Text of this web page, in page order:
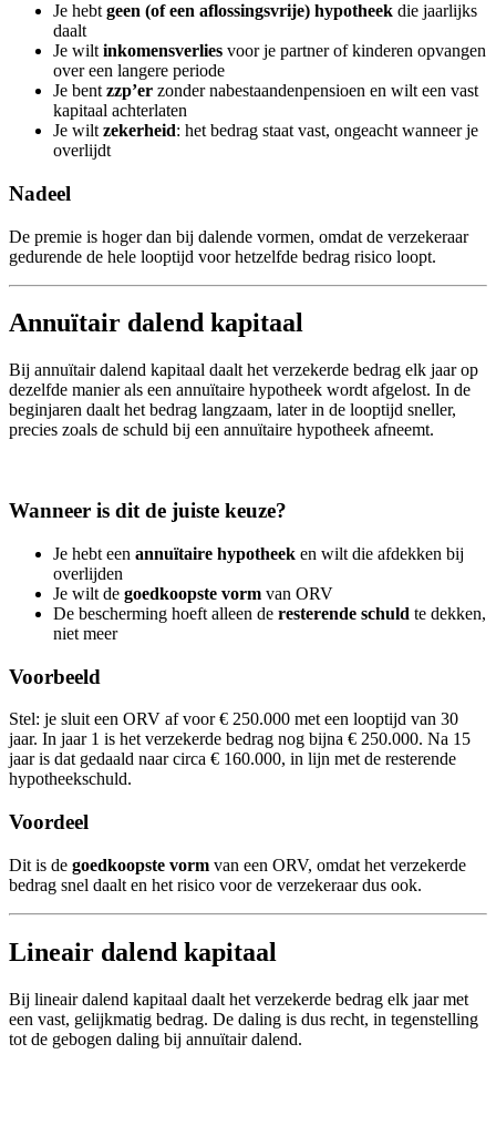
Je hebt geen (of een aflossingsvrije) hypotheek die jaarlijks
daalt
Je wilt inkomensverlies voor je partner of kinderen opvangen
over een langere periode
Je bent zzp’er zonder nabestaandenpensioen en wilt een vast
kapitaal achterlaten
Je wilt zekerheid: het bedrag staat vast, ongeacht wanneer je
overlijdt
Nadeel
De premie is hoger dan bij dalende vormen, omdat de verzekeraar
gedurende de hele looptijd voor hetzelfde bedrag risico loopt.
Annuïtair dalend kapitaal
Bij annuïtair dalend kapitaal daalt het verzekerde bedrag elk jaar op
dezelfde manier als een annuïtaire hypotheek wordt afgelost. In de
beginjaren daalt het bedrag langzaam, later in de looptijd sneller,
precies zoals de schuld bij een annuïtaire hypotheek afneemt.
Wanneer is dit de juiste keuze?
Je hebt een annuïtaire hypotheek en wilt die afdekken bij
overlijden
Je wilt de goedkoopste vorm van ORV
De bescherming hoeft alleen de resterende schuld te dekken,
niet meer
Voorbeeld
Stel: je sluit een ORV af voor € 250.000 met een looptijd van 30
jaar. In jaar 1 is het verzekerde bedrag nog bijna € 250.000. Na 15
jaar is dat gedaald naar circa € 160.000, in lijn met de resterende
hypotheekschuld.
Voordeel
Dit is de goedkoopste vorm van een ORV, omdat het verzekerde
bedrag snel daalt en het risico voor de verzekeraar dus ook.
Lineair dalend kapitaal
Bij lineair dalend kapitaal daalt het verzekerde bedrag elk jaar met
een vast, gelijkmatig bedrag. De daling is dus recht, in tegenstelling
tot de gebogen daling bij annuïtair dalend.